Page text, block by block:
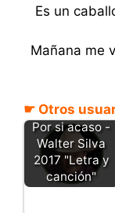
Es un
Mañana me
☛ Otros
Por si acaso -
Walter Silva
2017 "Letra y
canción"